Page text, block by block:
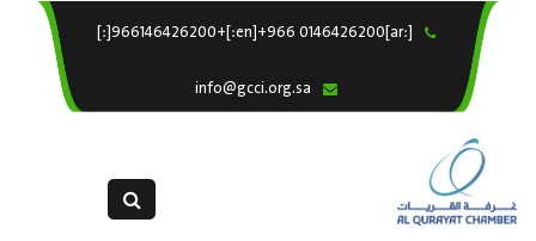
[:ar]966146426200+[:en]+966 0146426200[:] ×
خدماتنا